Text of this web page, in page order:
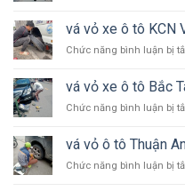
vá vỏ xe ô tô KCN
Chức năng bình luận bị
vá vỏ xe ô tô Bắc
Chức năng bình luận bị
vá vỏ ô tô Thuận
Chức năng bình luận bị